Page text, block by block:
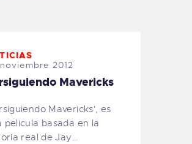
2012
Mavericks
Mavericks', es
pelicula basada en la
real de Jay…